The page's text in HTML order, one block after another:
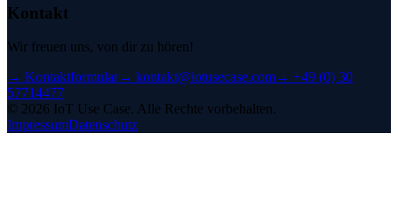
Kontakt
Wir freuen uns, von dir zu hören!
→ Kontaktformular→ kontakt@iotusecase.com→ +49 (0) 30
57714477
© 2026 IoT Use Case. Alle Rechte vorbehalten.
ImpressumDatenschutz